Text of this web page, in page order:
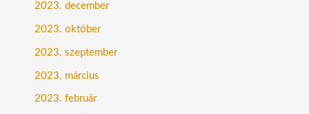
2023. december
2023. október
2023. szeptember
2023. március
2023. február